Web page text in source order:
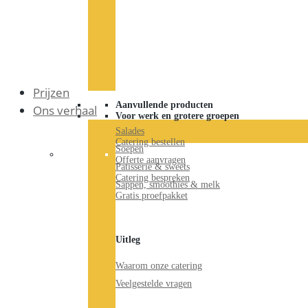
Aanvullende producten
Salades
Soepen
Patisserie & sweets
Sappen, smoothies & melk
Voor werk en grotere groepen
Catering bestellen
Offerte aanvragen
Catering bespreken
Gratis proefpakket
Uitleg
Waarom onze catering
Veelgestelde vragen
Prijzen
Ons verhaal
ons